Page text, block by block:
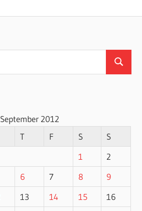
Search
September 2012
T F S
S
1
2
6 7 8
9
13 14 15
16